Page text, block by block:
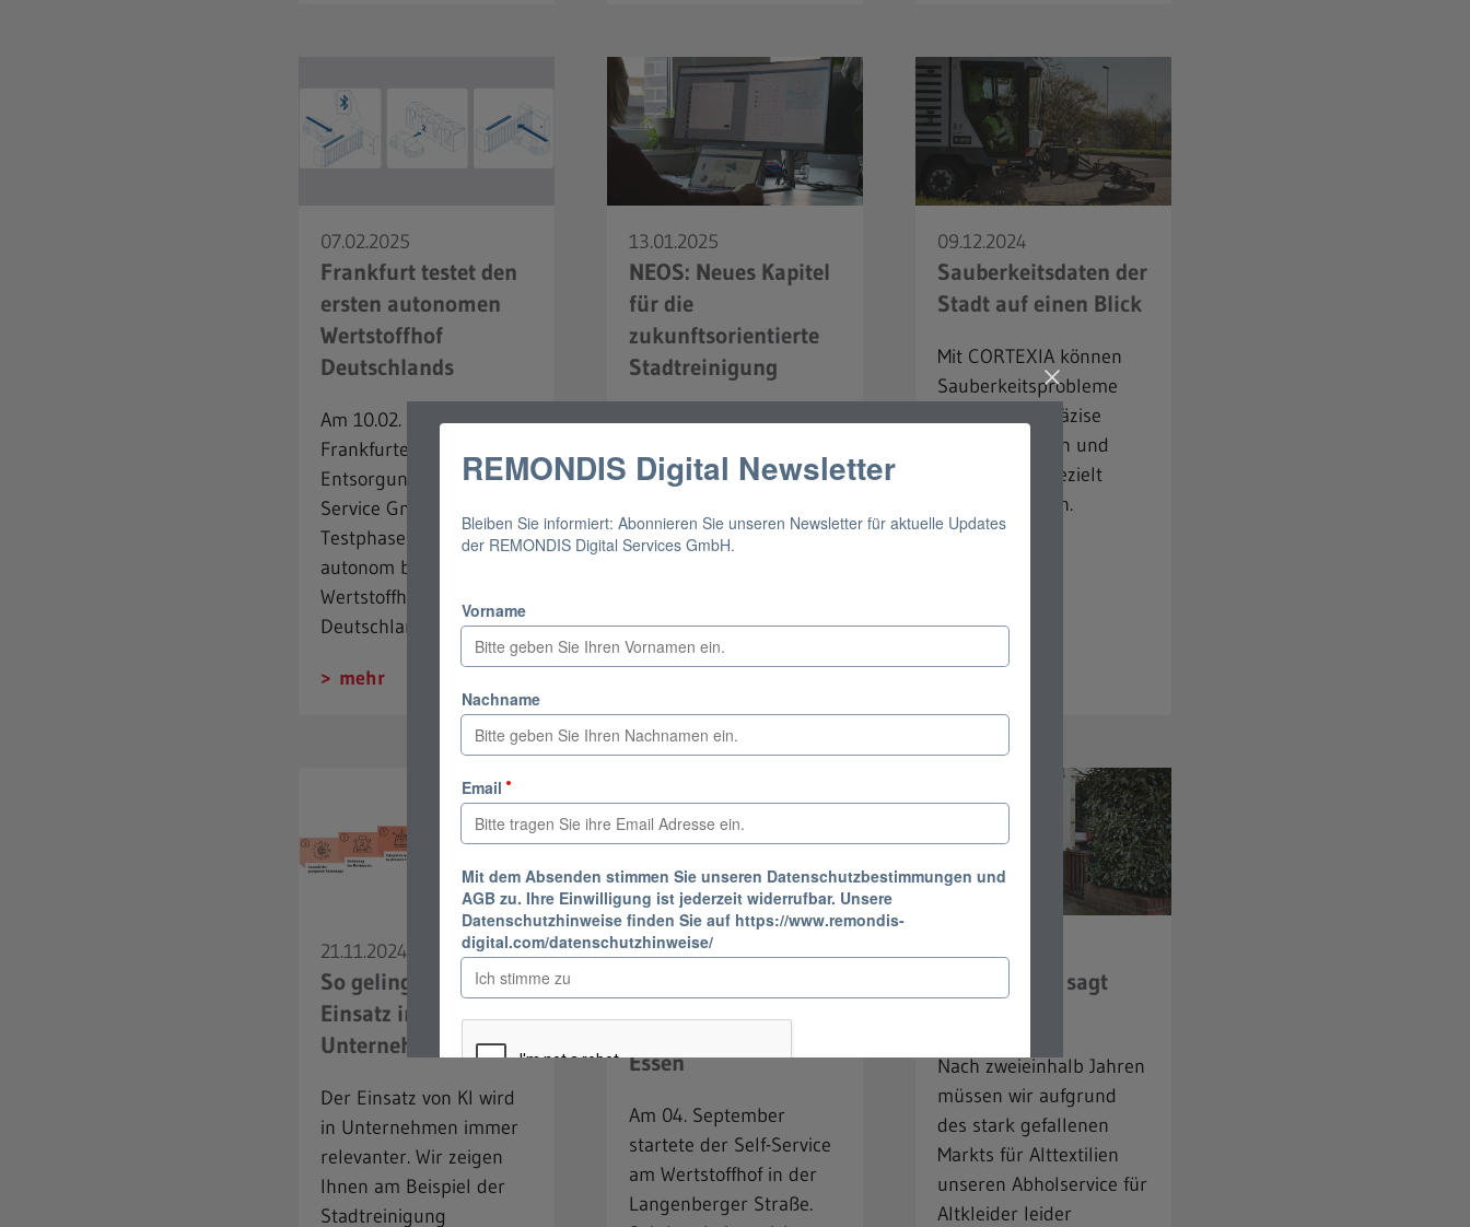
07.02.2025
Frankfurt testet den
ersten autonomen
Wertstoffhof
Deutschlands
Am 10.02. startet die
Frankfurter
Entsorgungs- und
Service GmbH die
Testphase für den ersten
autonom betriebenen
Wertstoffhof
Deutschlands.
mehr
13.01.2025
NEOS: Neues Kapitel
für die
zukunftsorientierte
Stadtreinigung
Unsere DATAFLEET-
sich und wird von NEOS
Nachfolgelösung für
mehr
09.12.2024
Sauberkeitsdaten der
Stadt auf einen Blick
Mit CORTEXIA können
Sauberkeitsprobleme
schnell und präzise
erkannt werden und
Maßnahmen gezielt
geplant werden.
21.11.2024
So gelingt der KI-
Einsatz in
Unternehmen
Der Einsatz von KI wird
in Unternehmen immer
relevanter. Wir zeigen
Ihnen am Beispiel der
Stadtreinigung
15.10.2024
MAEX: Schwungvoller
Start des Self-Service
am Wertstoffhof in
Essen
Am 04. September
startete der Self-Service
am Wertstoffhof in der
Langenberger Straße.
01.10.2024
TEXTILTIGER sagt
Nach zweieinhalb Jahren
müssen wir aufgrund
des stark gefallenen
Markts für Alttextilien
unseren Abholservice für
Altkleider leider